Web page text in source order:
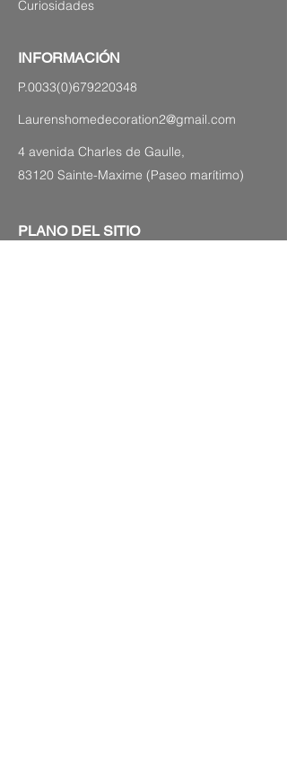
Curiosidades
INFORMACIÓN
P.0033(0)679220348
Laurenshomedecoration2@gmail.com
4 avenida Charles de Gaulle,
83120 Sainte-Maxime (Paseo marítimo)
PLANO DEL SITIO